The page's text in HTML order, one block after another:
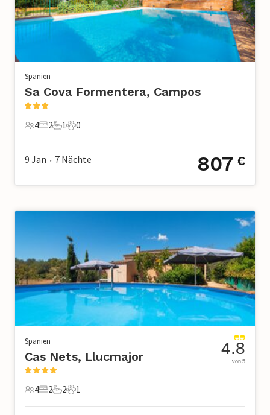
Spanien
Sa Cova Formentera, Campos
4 Gäste
4
2 Schlafzimmer
2
1 Badezimmer
1
0 Haustiere
0
9 Jan • 7 Nächte 807 €
Spanien
Cas Nets, Llucmajor
4 Gäste
4
2 Schlafzimmer
2
2 Badezimmer
2
1 Haustier
1
4.8
von 5